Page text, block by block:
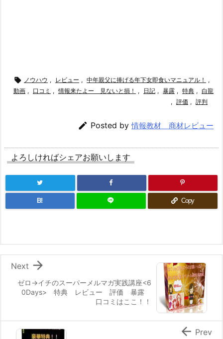
 ノウハウ , レビュー , 中年親父に捧げる年下女即食いマニュアル！
,
動画 , 口コミ , 情報来たよー 見ないと損！ , 日記 , 暴露 , 特典 , 白龍
, 評価 , 評判
 Posted by情報教材 商材レビュー
よろしければシェアお願いします
B! Copy
ゼロ→イチのスーパーメルマガ実践講座<6
0Days> 特典 レビュー 評価 暴露
口コミはここ！！

Next
 Prev